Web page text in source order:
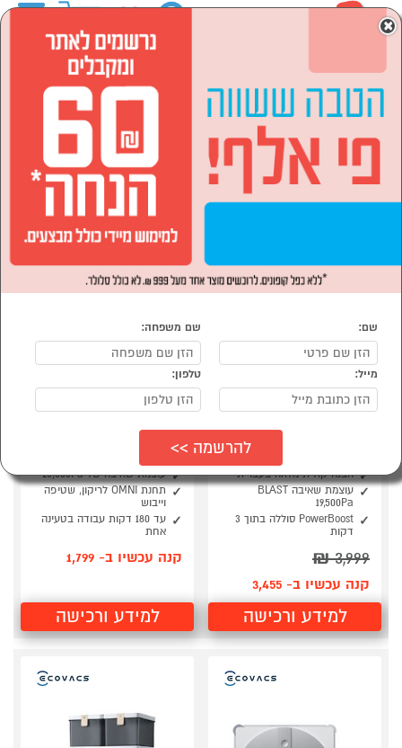
מוצרי חשמל
מוצרי חשמל לבית
שואב אבק רובוטי
שואב אבק רובוטי ECOVACS אקוואקס
נמצאו 12 שואבי אבק רובוטיים של מוצרי ECOVACS אקוואקס
מיון: הפופולרים ביותר
סמן להשוואה
OmniCyclone DEEBOT
הבנה קולית מלאה בעברית
עוצמת שאיבה BLAST
‎19,500Pa
PowerBoost סוללה בתוך 3
דקות
3,999
₪
קנה עכשיו ב- 3,455
למידע ורכישה
סמן להשוואה
Prime Omn
עוצמת שאיבה של 25,000Pa
תחנת OMNI לריקון, שטיפה
וייבוש
עד 180 דקות עבודה בטעינה
אחת
קנה עכשיו ב- 1,799
למידע ורכישה
×
שם: שם משפחה:
מייל: טלפון: